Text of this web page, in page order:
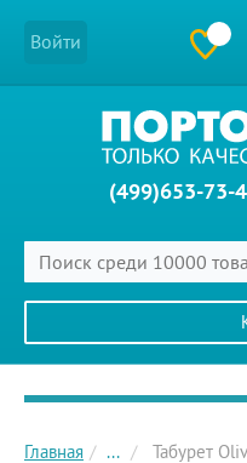
Войти
(499)653-73-
Главное меню сайта
Главная ... Табурет